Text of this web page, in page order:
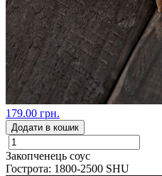
179.00 грн.
Додати в кошик
Закопченець соус
Гострота: 1800-2500 SHU